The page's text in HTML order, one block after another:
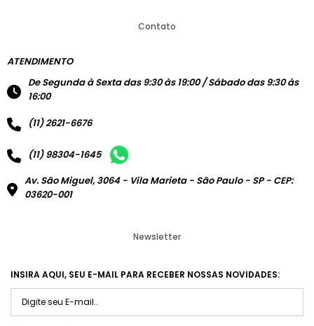
Contato
ATENDIMENTO
De Segunda à Sexta das 9:30 às 19:00 / Sábado das 9:30 às
16:00
(11) 2621-6676
(11) 98304-1645
Av. São Miguel, 3064 - Vila Marieta - São Paulo - SP - CEP:
03620-001
Newsletter
INSIRA AQUI, SEU E-MAIL PARA RECEBER NOSSAS NOVIDADES: